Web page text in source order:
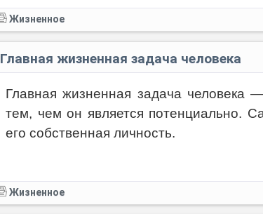
Жизненное
Главная жизненная задача человека
Главная жизненная задача человека
тем, чем он является потенциально.
его собственная личность.
Жизненное